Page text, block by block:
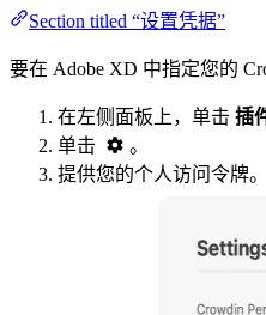
Section titled “设置凭据”
要在 Adobe XD 中指定您的
在左侧面板上，单击 插
单击
。
提供您的个人访问令牌。